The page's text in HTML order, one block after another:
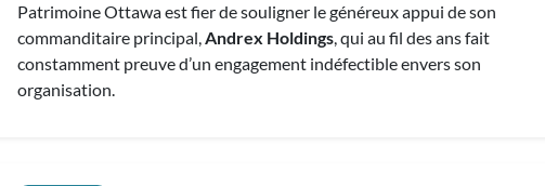
Patrimoine Ottawa est fier de souligner le généreux appui de son
commanditaire principal,Andrex Holdings, qui au fil des ans fait
constamment preuve d’un engagement indéfectible envers son
organisation.